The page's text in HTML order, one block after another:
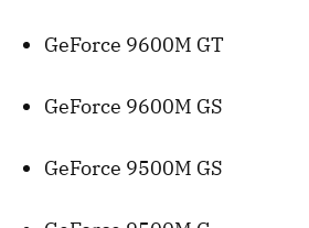
GeForce 9600M GT
GeForce 9600M GS
GeForce 9500M GS